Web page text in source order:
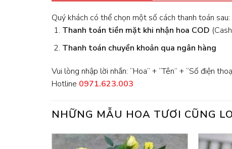
Quý khách có thể chọn một số cách thanh toán sau:
Thanh toán tiền mặt khi nhận hoa COD
Thanh toán chuyển khoản qua ngân hàng
Vui lòng nhập lời nhắn: “Hoa” + “Tên” + “Số điện
Hotline 0971.623.003
NHỮNG MẪU HOA TƯƠI CŨNG